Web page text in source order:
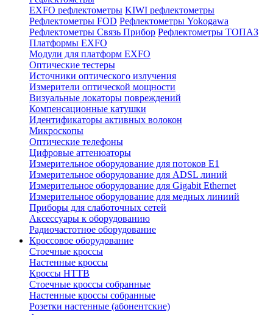
EXFO рефлектометры KIWI рефлектометры
Рефлектометры FOD Рефлектометры Yokogawa
Рефлектометры Связь Прибор Рефлектометры ТОПАЗ
Платформы EXFO
Модули для платформ EXFO
Оптические тестеры
Источники оптического излучения
Измерители оптической мощности
Визуальные локаторы повреждений
Компенсационные катушки
Идентификаторы активных волокон
Микроскопы
Оптические телефоны
Цифровые аттенюаторы
Измерительное оборудование для потоков Е1
Измерительное оборудование для ADSL линий
Измерительное оборудование для Gigabit Ethernet
Измерительное оборудование для медных линиий
Приборы для слаботочных сетей
Аксессуары к оборудованию
Радиочастотное оборудование
Кроссовое оборудование
Стоечные кроссы
Настенные кроссы
Кроссы HTTB
Стоечные кроссы собранные
Настенные кроссы собранные
Розетки настенные (абонентские)